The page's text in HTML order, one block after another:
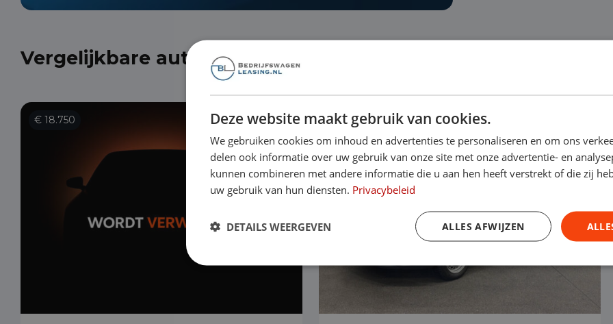
Vergelijkbare auto's uit onze voorraad
€ 18.750 € 13.440
Deze website maakt gebruik van cookies.
We gebruiken cookies om inhoud en advertenties te personaliseren en om ons
delen ook informatie over uw gebruik van onze site met onze advertentie- en
kunnen combineren met andere informatie die u aan hen heeft verstrekt of die zij
uw gebruik van hun diensten. Privacybeleid
ALLES AFWIJZEN
DETAILS WEERGEVEN